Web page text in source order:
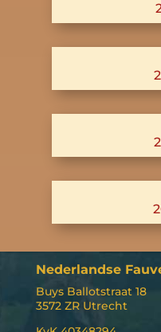
Nederlandse
Buys Ballotstraat 18
3572 ZR Utrecht